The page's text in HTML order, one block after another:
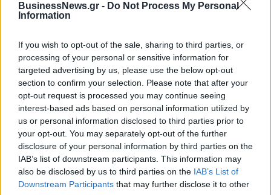
BusinessNews.gr - Do Not Process My Personal
Information
If you wish to opt-out of the sale, sharing to third parties, or
processing of your personal or sensitive information for
targeted advertising by us, please use the below opt-out
section to confirm your selection. Please note that after your
opt-out request is processed you may continue seeing
interest-based ads based on personal information utilized by
us or personal information disclosed to third parties prior to
your opt-out. You may separately opt-out of the further
disclosure of your personal information by third parties on the
IAB’s list of downstream participants. This information may
also be disclosed by us to third parties on the IAB’s List of
Downstream Participants that may further disclose it to other
ΠΕΡΙΣΣΌΤΕΡΑ ΣΕ ΑΥΤΉ ΤΗΝ ΚΑΤΗΓΟΡΊΑ
Βρετανία: Προσφυγή κατά
της δικαστικής απόφασης
που έκρινε παράνομο το
κλείσιμο της Βουλής
11/09/2019 - 13:27
Μέρκελ: Υπάρχει χρόνος
για Brexit με συμφωνία
11/09/2019 - 15:37